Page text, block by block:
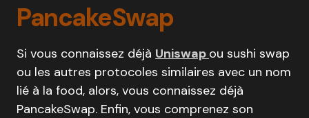
PancakeSwap
Si vous connaissez déjà Uniswap ou sushi swap
ou les autres protocoles similaires avec un nom
lié à la food, alors, vous connaissez déjà
PancakeSwap. Enfin, vous comprenez son